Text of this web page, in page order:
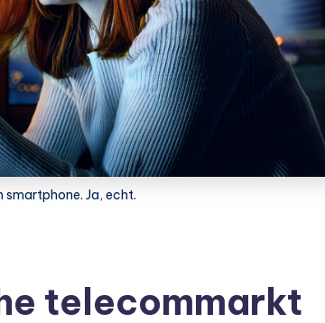
smartphone. Ja, echt.
telecommarkt